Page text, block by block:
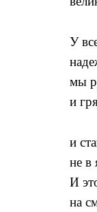
У
мы
и
и
не в
И
на